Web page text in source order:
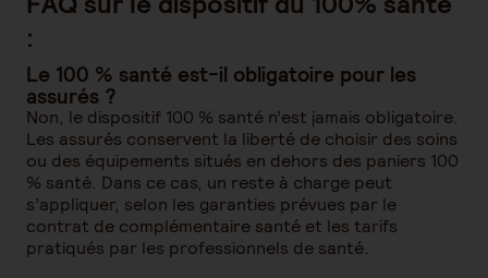
:
Le 100 % santé est-il obligatoire pour les
assurés ?
Non, le dispositif 100 % santé n’est jamais obligatoire.
Les assurés conservent la liberté de choisir des soins
ou des équipements situés en dehors des paniers 100
% santé. Dans ce cas, un reste à charge peut
s’appliquer, selon les garanties prévues par le
contrat de complémentaire santé et les tarifs
pratiqués par les professionnels de santé.